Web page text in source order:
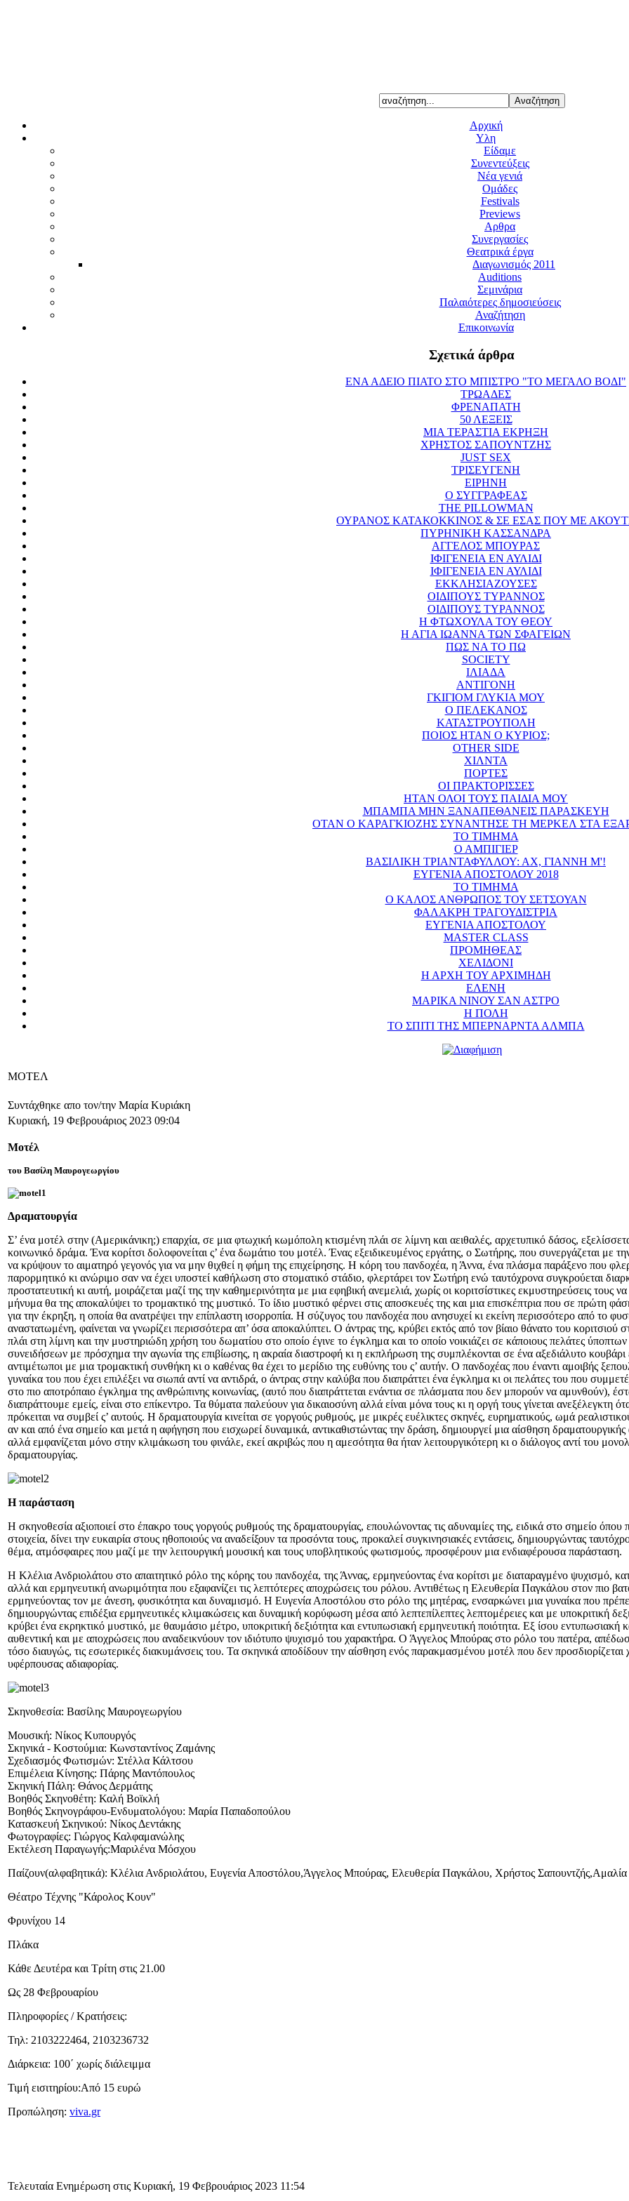
Αρχική
Υλη
Είδαμε
Συνεντεύξεις
Νέα γενιά
Ομάδες
Festivals
Previews
Αρθρα
Συνεργασίες
Θεατρικά έργα
Διαγωνισμός 2011
Auditions
Σεμινάρια
Παλαιότερες δημοσιεύσεις
Αναζήτηση
Επικοινωνία
Σχετικά άρθρα
ΕΝΑ ΑΔΕΙΟ ΠΙΑΤΟ ΣΤΟ ΜΠΙΣΤΡΟ "ΤΟ ΜΕΓΑΛΟ ΒΟΔΙ"
ΤΡΩΑΔΕΣ
ΦΡΕΝΑΠΑΤΗ
50 ΛΕΞΕΙΣ
ΜΙΑ ΤΕΡΑΣΤΙΑ ΕΚΡΗΞΗ
ΧΡΗΣΤΟΣ ΣΑΠΟΥΝΤΖΗΣ
JUST SEX
ΤΡΙΣΕΥΓΕΝΗ
ΕΙΡΗΝΗ
Ο ΣΥΓΓΡΑΦΕΑΣ
THE PILLOWMAN
ΟΥΡΑΝΟΣ ΚΑΤΑΚΟΚΚΙΝΟΣ & ΣΕ ΕΣΑΣ ΠΟΥ ΜΕ
ΠΥΡΗΝΙΚΗ ΚΑΣΣΑΝΔΡΑ
ΑΓΓΕΛΟΣ ΜΠΟΥΡΑΣ
ΙΦΙΓΕΝΕΙΑ ΕΝ ΑΥΛΙΔΙ
ΙΦΙΓΕΝΕΙΑ ΕΝ ΑΥΛΙΔΙ
ΕΚΚΛΗΣΙΑΖΟΥΣΕΣ
ΟΙΔΙΠΟΥΣ ΤΥΡΑΝΝΟΣ
ΟΙΔΙΠΟΥΣ ΤΥΡΑΝΝΟΣ
Η ΦΤΩΧΟΥΛΑ ΤΟΥ ΘΕΟΥ
Η ΑΓΙΑ ΙΩΑΝΝΑ ΤΩΝ ΣΦΑΓΕΙΩΝ
ΠΩΣ ΝΑ ΤΟ ΠΩ
SOCIETY
ΙΛΙΑΔΑ
ΑΝΤΙΓΟΝΗ
ΓΚΙΓΙΟΜ ΓΛΥΚΙΑ ΜΟΥ
Ο ΠΕΛΕΚΑΝΟΣ
ΚΑΤΑΣΤΡΟΥΠΟΛΗ
ΠΟΙΟΣ ΗΤΑΝ Ο ΚΥΡΙΟΣ;
OTHER SIDE
ΧΙΛΝΤΑ
ΠΟΡΤΕΣ
ΟΙ ΠΡΑΚΤΟΡΙΣΣΕΣ
ΗΤΑΝ ΟΛΟΙ ΤΟΥΣ ΠΑΙΔΙΑ ΜΟΥ
ΜΠΑΜΠΑ ΜΗΝ ΞΑΝΑΠΕΘΑΝΕΙΣ ΠΑΡΑΣΚΕΥΗ
ΟΤΑΝ Ο ΚΑΡΑΓΚΙΟΖΗΣ ΣΥΝΑΝΤΗΣΕ ΤΗ ΜΕΡΚΕΛ ΣΤΑ
ΤΟ ΤΙΜΗΜΑ
Ο ΑΜΠΙΓΙΕΡ
ΒΑΣΙΛΙΚΗ ΤΡΙΑΝΤΑΦΥΛΛΟΥ: ΑΧ, ΓΙΑΝΝΗ Μ'!
ΕΥΓΕΝΙΑ ΑΠΟΣΤΟΛΟΥ 2018
ΤΟ ΤΙΜΗΜΑ
Ο ΚΑΛΟΣ ΑΝΘΡΩΠΟΣ ΤΟΥ ΣΕΤΣΟΥΑΝ
ΦΑΛΑΚΡΗ ΤΡΑΓΟΥΔΙΣΤΡΙΑ
ΕΥΓΕΝΙΑ ΑΠΟΣΤΟΛΟΥ
MASTER CLASS
ΠΡΟΜΗΘΕΑΣ
ΧΕΛΙΔΟΝΙ
Η ΑΡΧΗ ΤΟΥ ΑΡΧΙΜΗΔΗ
ΕΛΕΝΗ
ΜΑΡΙΚΑ ΝΙΝΟΥ ΣΑΝ ΑΣΤΡΟ
Η ΠΟΛΗ
ΤΟ ΣΠΙΤΙ ΤΗΣ ΜΠΕΡΝΑΡΝΤΑ ΑΛΜΠΑ
ΜΟΤΕΛ
Συντάχθηκε απο τον/την Μαρία Κυριάκη
Κυριακή, 19 Φεβρουάριος 2023 09:04
Μοτέλ
του Βασίλη Μαυρογεωργίου
Δραματουργία
Σ’ ένα μοτέλ στην (Αμερικάνικη;) επαρχία, σε μια φτωχική κωμόπολη κτισμένη πλάι σε λίμνη και αειθαλές, αρχετυπικό δάσος,
κοινωνικό δράμα. Ένα κορίτσι δολοφονείται ς’ ένα δωμάτιο του μοτέλ. Ένας εξειδικευμένος εργάτης, ο Σωτήρης, που συνεργάζεται με
να κρύψουν το αιματηρό γεγονός για να μην θιχθεί η φήμη της επιχείρησης. Η κόρη του πανδοχέα, η Άννα, ένα πλάσμα παράξενο που
παρορμητικό κι ανώριμο σαν να έχει υποστεί καθήλωση στο στοματικό στάδιο, φλερτάρει τον Σωτήρη ενώ ταυτόχρονα συγκρούεται
προστατευτική κι αυτή, μοιράζεται μαζί της την καθημερινότητα με μια εφηβική ανεμελιά, χωρίς οι κοριτσίστικες εκμυστηρεύσεις
μήνυμα θα της αποκαλύψει το τρομακτικό της μυστικό. Το ίδιο μυστικό φέρνει στις αποσκευές της και μια επισκέπτρια που σε πρώτη
για την έκρηξη, η οποία θα ανατρέψει την επίπλαστη ισορροπία. Η σύζυγος του πανδοχέα που ανησυχεί κι εκείνη περισσότερο από το
αναστατωμένη, φαίνεται να γνωρίζει περισσότερα απ’ όσα αποκαλύπτει. Ο άντρας της, κρύβει εκτός από τον βίαιο θάνατο του κοριτσιού
πλάι στη λίμνη και την μυστηριώδη χρήση του δωματίου στο οποίο έγινε το έγκλημα και το οποίο νοικιάζει σε κάποιους πελάτες
συνειδήσεων με πρόσχημα την αγωνία της επιβίωσης, η ακραία διαστροφή κι η εκπλήρωση της συμπλέκονται σε ένα αξεδιάλυτο
αντιμέτωποι με μια τρομακτική συνθήκη κι ο καθένας θα έχει το μερίδιο της ευθύνης του ς’ αυτήν. Ο πανδοχέας που έναντι αμοιβής
γυναίκα του που έχει επιλέξει να σιωπά αντί να αντιδρά, ο άντρας στην καλύβα που διαπράττει ένα έγκλημα κι οι πελάτες του που
στο πιο αποτρόπαιο έγκλημα της ανθρώπινης κοινωνίας, (αυτό που διαπράττεται ενάντια σε πλάσματα που δεν μπορούν να αμυνθούν),
διαπράττουμε εμείς, είναι στο επίκεντρο. Τα θύματα παλεύουν για δικαιοσύνη αλλά είναι μόνα τους κι η οργή τους γίνεται ανεξέλεγκτη
πρόκειται να συμβεί ς’ αυτούς. Η δραματουργία κινείται σε γοργούς ρυθμούς, με μικρές ευέλικτες σκηνές, ευρηματικούς, ωμά
αν και από ένα σημείο και μετά η αφήγηση που εισχωρεί δυναμικά, αντικαθιστώντας την δράση, δημιουργεί μια αίσθηση
αλλά εμφανίζεται μόνο στην κλιμάκωση του φινάλε, εκεί ακριβώς που η αμεσότητα θα ήταν λειτουργικότερη κι ο διάλογος αντί του
δραματουργίας.
Η παράσταση
Η σκηνοθεσία αξιοποιεί στο έπακρο τους γοργούς ρυθμούς της δραματουργίας, επουλώνοντας τις αδυναμίες της, ειδικά στο σημείο όπου
στοιχεία, δίνει την ευκαιρία στους ηθοποιούς να αναδείξουν τα προσόντα τους, προκαλεί συγκινησιακές εντάσεις, δημιουργώντας
θέμα, ατμόσφαιρες που μαζί με την λειτουργική μουσική και τους υποβλητικούς φωτισμούς, προσφέρουν μια ενδιαφέρουσα παράσταση.
Η Κλέλια Ανδριολάτου στο απαιτητικό ρόλο της κόρης του πανδοχέα, της Άννας, ερμηνεύοντας ένα κορίτσι με διαταραγμένο ψυχισμό,
αλλά και ερμηνευτική ανωριμότητα που εξαφανίζει τις λεπτότερες αποχρώσεις του ρόλου. Αντιθέτως η Ελευθερία Παγκάλου στον πιο
ερμηνεύοντας τον με άνεση, φυσικότητα και δυναμισμό. Η Ευγενία Αποστόλου στο ρόλο της μητέρας, ενσαρκώνει μια γυναίκα που
δημιουργώντας επιδέξια ερμηνευτικές κλιμακώσεις και δυναμική κορύφωση μέσα από λεπτεπίλεπτες λεπτομέρειες και με υποκριτική
κρύβει ένα εκρηκτικό μυστικό, με θαυμάσιο μέτρο, υποκριτική δεξιότητα και εντυπωσιακή ερμηνευτική ποιότητα. Εξ ίσου
αυθεντική και με αποχρώσεις που αναδεικνύουν τον ιδιότυπο ψυχισμό του χαρακτήρα. Ο Άγγελος Μπούρας στο ρόλο του πατέρα,
τόσο διαυγώς, τις εσωτερικές διακυμάνσεις του. Τα σκηνικά αποδίδουν την αίσθηση ενός παρακμασμένου μοτέλ που δεν
υφέρπουσας αδιαφορίας.
Σκηνοθεσία: Βασίλης Μαυρογεωργίου
Μουσική: Νίκος Κυπουργός
Σκηνικά - Κοστούμια: Κωνσταντίνος Ζαμάνης
Σχεδιασμός Φωτισμών: Στέλλα Κάλτσου
Επιμέλεια Κίνησης: Πάρης Μαντόπουλος
Σκηνική Πάλη: Θάνος Δερμάτης
Βοηθός Σκηνοθέτη: Καλή Βοϊκλή
Βοηθός Σκηνογράφου-Ενδυματολόγου: Μαρία Παπαδοπούλου
Κατασκευή Σκηνικού: Νίκος Δεντάκης
Φωτογραφίες: Γιώργος Καλφαμανώλης
Εκτέλεση Παραγωγής:Μαριλένα Μόσχου
Παίζουν(αλφαβητικά): Κλέλια Ανδριολάτου, Ευγενία Αποστόλου,Άγγελος Μπούρας, Ελευθερία Παγκάλου, Χρήστος
Θέατρο Τέχνης "Κάρολος Κουν"
Φρυνίχου 14
Πλάκα
Κάθε Δευτέρα και Τρίτη στις 21.00
Ως 28 Φεβρουαρίου
Πληροφορίες / Κρατήσεις:
Τηλ: 2103222464, 2103236732
Διάρκεια: 100΄ χωρίς διάλειμμα
Τιμή εισιτηρίου:Από 15 ευρώ
Προπώληση: viva.gr
Τελευταία Ενημέρωση στις Κυριακή, 19 Φεβρουάριος 2023 11:54